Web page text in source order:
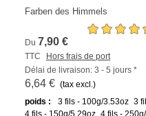
Farben des Himmels
Du 7,90 €
TTC
Hors frais de port
Délai de livraison: 3 - 5 jours *
6,64 € (tax excl.)
poids :
3 fils - 100g/3.53oz 3
4 fils - 150g/5.29oz 4 fils -